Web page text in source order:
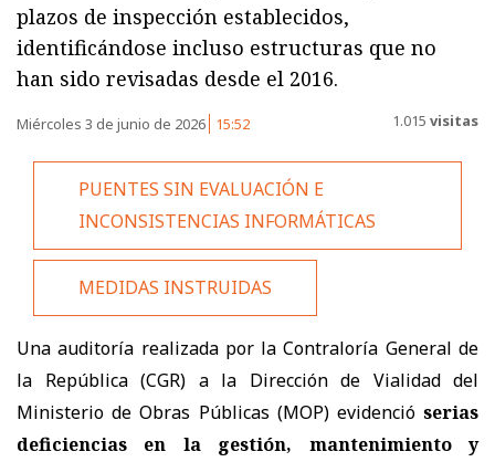
plazos de inspección establecidos,
identificándose incluso estructuras que no
han sido revisadas desde el 2016.
Miércoles 3 de junio de 2026 15:52 1.015 visitas
PUENTES SIN EVALUACIÓN E
INCONSISTENCIAS INFORMÁTICAS
MEDIDAS INSTRUIDAS
Una auditoría realizada por la Contraloría General de
la República (CGR) a la Dirección de Vialidad del
Ministerio de Obras Públicas (MOP) evidenció serias
deficiencias en la gestión, mantenimiento y